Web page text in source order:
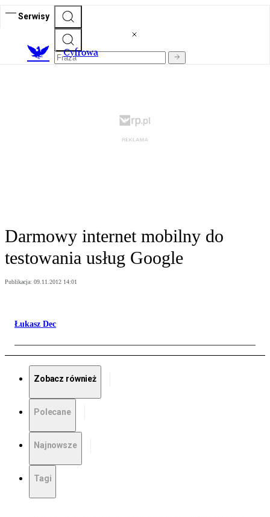
Serwisy
Cyfrowa
Darmowy internet mobilny do
testowania usług Google
Publikacja: 09.11.2012 14:01
Łukasz Dec
Zobacz również
Polecane
Najnowsze
Tagi